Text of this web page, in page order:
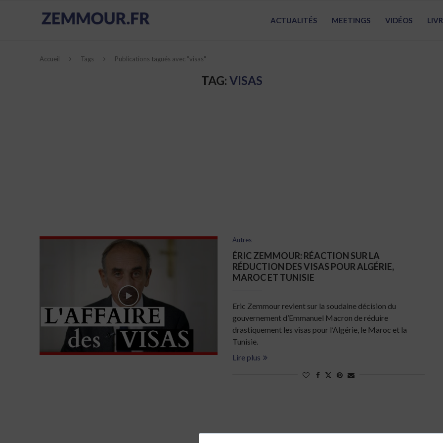
ACTUALITÉS MEETINGS VIDÉOS
Accueil Tags Publications tagués avec "visas"
TAG:VISAS
Autres
ÉRIC ZEMMOUR: RÉACTION SUR LA
RÉDUCTION DES VISAS POUR ALGÉRIE,
MAROC ET TUNISIE
Eric Zemmour revient sur la soudaine décision du
gouvernement d’Emmanuel Macron de réduire
drastiquement les visas pour l’Algérie, le Maroc et la
Tunisie.
Lire plus